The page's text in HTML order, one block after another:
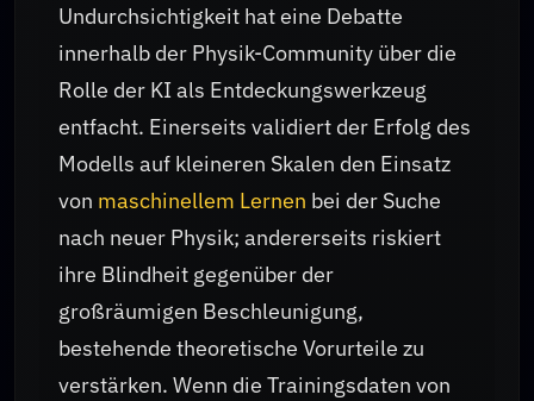
Undurchsichtigkeit hat eine Debatte
innerhalb der Physik-Community über die
Rolle der KI als Entdeckungswerkzeug
entfacht. Einerseits validiert der Erfolg des
Modells auf kleineren Skalen den Einsatz
von maschinellem Lernen bei der Suche
nach neuer Physik; andererseits riskiert
ihre Blindheit gegenüber der
großräumigen Beschleunigung,
bestehende theoretische Vorurteile zu
verstärken. Wenn die Trainingsdaten von